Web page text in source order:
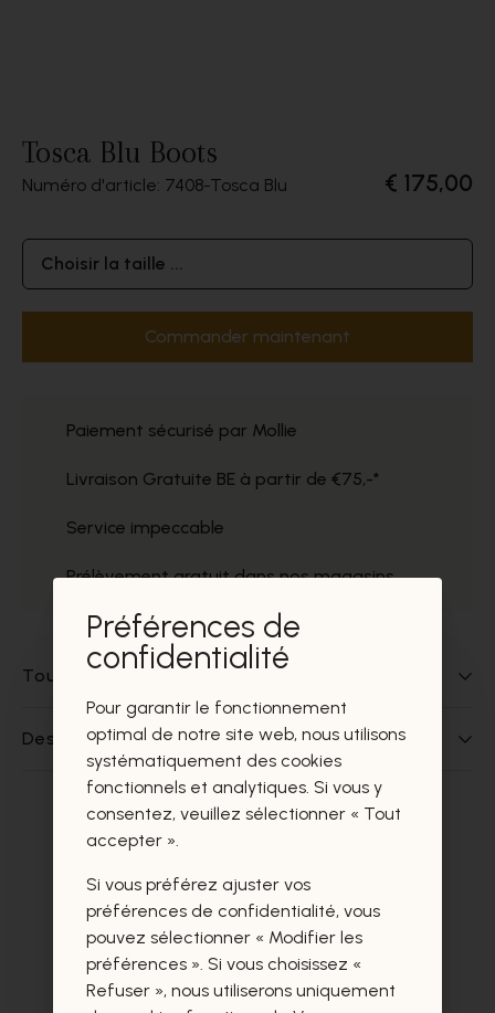
Tosca Blu Boots
Numéro d'article: 7408 Tosca Blu € 175,00
Choisir la taille ...
Commander maintenant
Paiement sécurisé par Mollie
Livraison Gratuite BE à partir de €75,-*
Service impeccable
Prélèvement gratuit dans nos magasins
Tout sur ce produit
Des questions sur ce produit?
Ces produits vous intéresseront
certainement aussi.
Préférences de
confidentialité
Pour garantir le fonctionnement
optimal de notre site web, nous utilisons
systématiquement des cookies
fonctionnels et analytiques. Si vous y
consentez, veuillez sélectionner « Tout
accepter ».
Si vous préférez ajuster vos
préférences de confidentialité, vous
pouvez sélectionner « Modifier les
préférences ». Si vous choisissez «
Refuser », nous utiliserons uniquement